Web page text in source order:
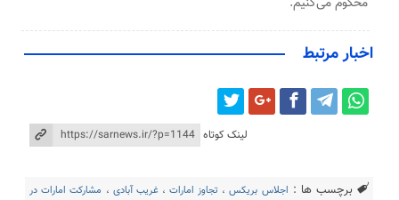
اخبار مرتبط
لینک کوتاه
برچسب ها : اجلاس بریکس، تجاوز امارات،غریب آبادی ، مشارکت امارات در